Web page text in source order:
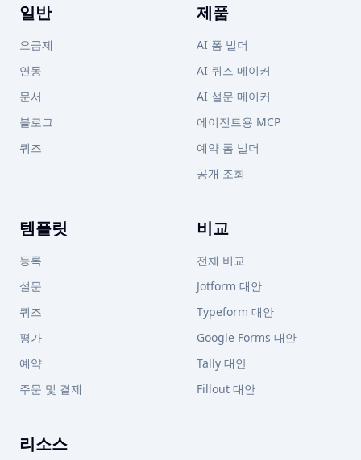
일반
요금제
연동
문서
블로그
퀴즈
제품
AI 폼 빌더
AI 퀴즈 메이커
AI 설문 메이커
에이전트용 MCP
예약 폼 빌더
공개 조회
템플릿
등록
설문
퀴즈
평가
예약
주문 및 결제
비교
전체 비교
Jotform 대안
Typeform 대안
Google Forms 대안
Tally 대안
Fillout 대안
리소스